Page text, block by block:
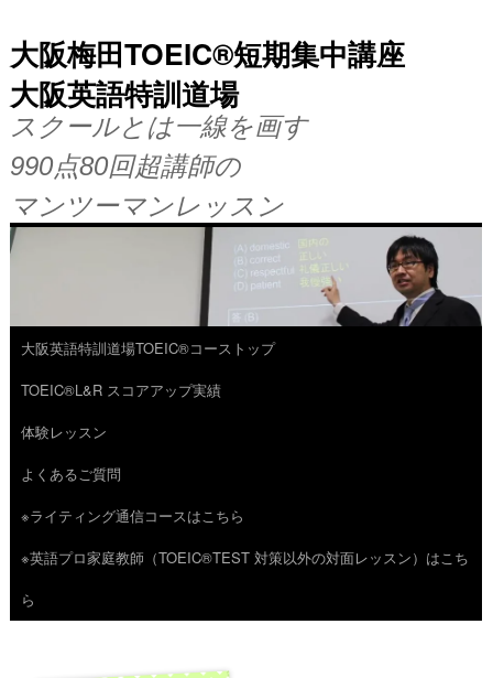
大阪梅田TOEIC®短期集中講座
大阪英語特訓道場
スクールとは一線を画す
990点80回超講師の
マンツーマンレッスン
コ
ン
テ
ン
ツ
へ
ス
大阪英語特訓道場TOEIC®コーストップ
TOEIC®L&R スコアアップ実績
体験レッスン
よくあるご質問
※ライティング通信コースはこちら
※英語プロ家庭教師（TOEIC®TEST 対策以外の対面レッスン）はこち
ら